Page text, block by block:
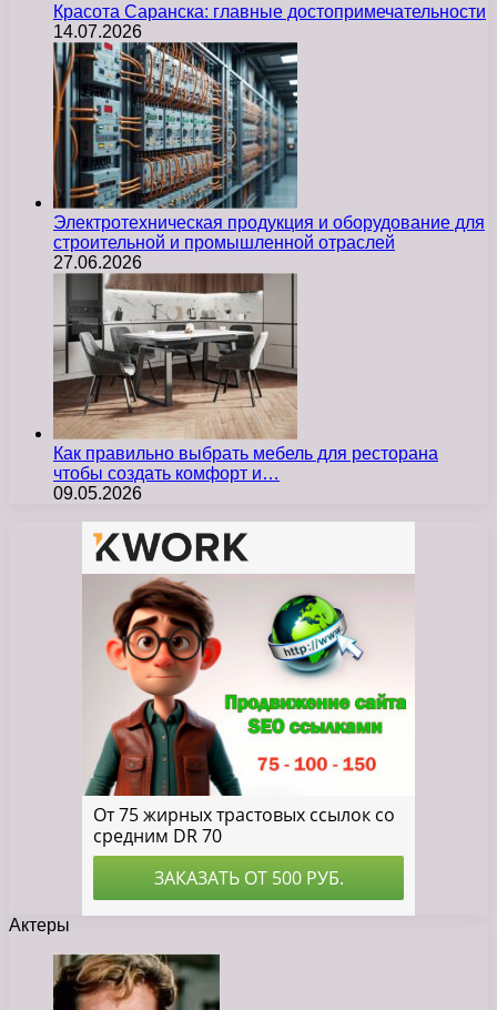
Красота Саранска: главные достопримечательности
14.07.2026
Электротехническая продукция и оборудование для
строительной и промышленной отраслей
27.06.2026
Как правильно выбрать мебель для ресторана
чтобы создать комфорт и…
09.05.2026
Актеры